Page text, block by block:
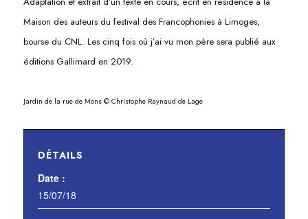
Maison des auteurs du festival des Francophonies à Limoges,
bourse du CNL. Les cinq fois où j’ai vu mon père sera publié aux
éditions Gallimard en 2019.
Jardin de la rue de Mons © Christophe Raynaud de Lage
DÉTAILS
Date :
15/07/18